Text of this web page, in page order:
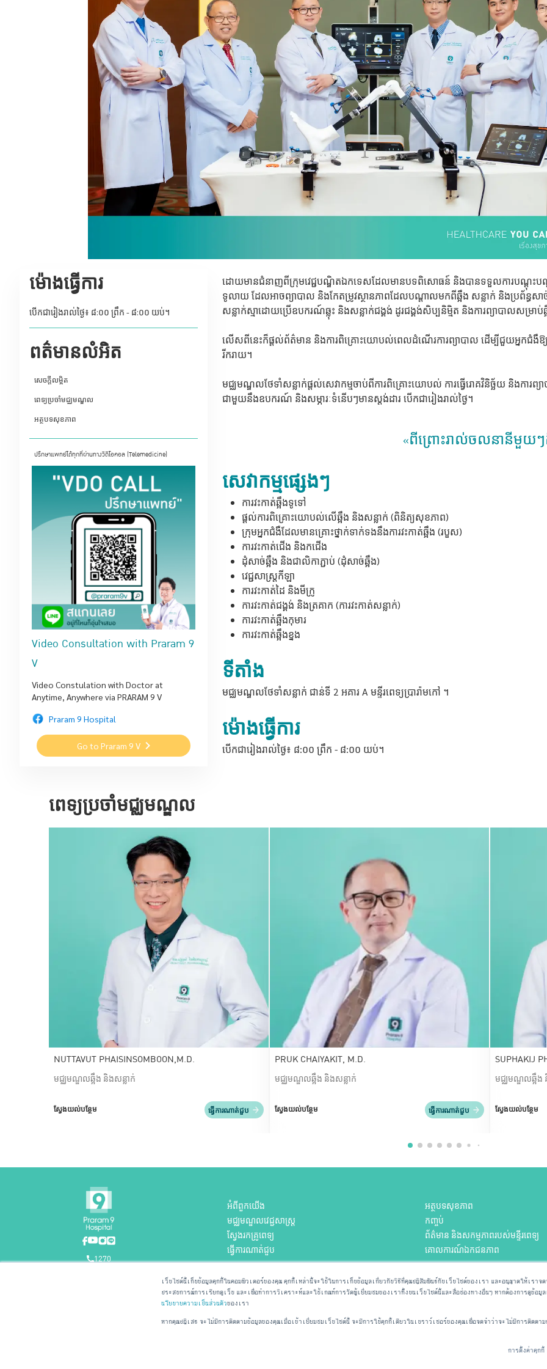
เว็บไซต์นี้เก็บข้อมูลคุกกี้ในคอมพิวเตอร์ของคุณ คุกกี้เหล่านี้จะใช้ในการเก็บข้อมูลเกี่ยวกับวิธีที่คุณปฏิสัมพันธ์กับเว็บไซต์ของเรา และอนุญาตให้เราจ
ประสบการณ์การเรียกดูเว็บ และเพื่อทำการวิเคราะห์และใช้เกณฑ์การวัดผู้เยี่ยมชมของเราทั้งบนเว็บไซต์นี้และสื่อช่องทางอื่นๆ หากต้องการดูข้อมู
นโยบายความเป็นส่วนตัวของเรา
หากคุณปฏิเสธ จะไม่มีการติดตามข้อมูลของคุณเมื่อเข้าเยี่ยมชมเว็บไซต์นี้ จะมีการใช้คุกกี้เดียวในเบราว์เซอร์ของคุณเพื่อจดจำว่าจะไม่มีการติดตา
การตั้งค่าคุกกี้
ម៉ោងធ្វើការ
បើកជារៀងរាល់ថ្ងៃ៖ ៨:០០ ព្រឹក - ៨:០០ យប់។
ពត៌មានលំអិត
សេចក្តីលម្អិត
ពេទ្យប្រចាំមជ្ឈមណ្ឌល
អត្ថបទសុខភាព
ปรึกษาแพทย์ได้ทุกที่ผ่านทางวิดีโอคอล (Telemedicine)
Video Consultation with Praram 9
V
Video Constulation with Doctor at
Anytime, Anywhere via PRARAM 9 V
Praram 9 Hospital
Go to Praram 9 V
ដោយមានជំនាញពីក្រុមវេជ្ជបណ្ឌិតឯកទេសដែលមានបទពិសោធន៍ និងបានទទួលការបណ្តុះបណ្
ទូលាយ ដែលអាចព្យាបាល និងកែតម្រូវស្ថានភាពដែលបណ្តាលមកពីឆ្អឹង សន្លាក់ និងប្រព័ន្ធសា
សន្លាក់ស្មាដោយប្រើឧបករណ៍ឆ្លុះ និងសន្លាក់ជង្គង់ ដូរជង្គង់សិប្បនិម្មិត និងការព្យាបាលសម្រ
លើសពីនេះក៏ផ្តល់ព័ត៌មាន និងការពិគ្រោះយោបល់ពេលដំណើរការព្យាបាល ដើម្បីជួយអ្នកជំ
រីករាយ។
មជ្ឈមណ្ឌលថែទាំសន្លាក់ផ្តល់សេវាកម្មចាប់ពីការពិគ្រោះយោបល់ ការធ្វើរោគវិនិច្ឆ័យ និងការ
ជាមួយនឹងឧបករណ៍ និងសម្ភារៈទំនើបៗមានស្តង់ដារ បើកជារៀងរាល់ថ្ងៃ។
«ពីព្រោះរាល់ចលនានីមួយៗ
សេវាកម្មផ្សេងៗ
ការវះកាត់ឆ្អឹងទូទៅ
ផ្តល់ការពិគ្រោះយោបល់លើឆ្អឹង និងសន្លាក់ (ពិនិត្យសុខភាព)
ក្រុមអ្នកជំងឺដែលមានគ្រោះថ្នាក់ទាក់ទងនឹងការវះកាត់ឆ្អឹង (របួស)
ការវះកាត់ជើង និងកជើង
ដុំសាច់ឆ្អឹង និងជាលិកាភ្ជាប់ (ដុំសាច់ឆ្អឹង)
វេជ្ជសាស្ត្រកីឡា
ការវះកាត់ដៃ និងមីក្រូ
ការវះកាត់ជង្គង់ និងត្រគាក (ការវះកាត់សន្លាក់)
ការវះកាត់ឆ្អឹងកុមារ
ការវះកាត់ឆ្អឹងខ្នង
ទីតាំង
មជ្ឈមណ្ឌលថែទាំសន្លាក់ ជាន់ទី 2 អគារ A មន្ទីរពេទ្យប្រារ៉ាមកៅ ។
ម៉ោងធ្វើការ
បើកជារៀងរាល់ថ្ងៃ៖ ៨:០០ ព្រឹក - ៨:០០ យប់។
ពេទ្យប្រចាំមជ្ឈមណ្ឌល
NUTTAVUT PHAISINSOMBOON,M.D.
មជ្ឈមណ្ឌលឆ្អឹង និងសន្លាក់
ស្វែងយល់បន្ថែម ធ្វើការណាត់ជួប
PRUK CHAIYAKIT, M.D.
មជ្ឈមណ្ឌលឆ្អឹង និងសន្លាក់
ស្វែងយល់បន្ថែម ធ្វើការណាត់ជួប
SUPHAKIJ
មជ្ឈមណ្ឌលឆ្អឹង
ស្វែងយល់បន្ថែម
1270
អំពីពួកយើង
មជ្ឈមណ្ឌលវេជ្ជសាស្ត្រ
ស្វែងរកគ្រូពេទ្យ
ធ្វើការណាត់ជួប
អត្ថបទសុខភាព
កញ្ចប់
ព័ត៌មាន និងសកម្មភាពរបស់មន្ទីរពេទ្យ
គោលការណ៍ឯកជនភាព
រាយការណ៍ទៅកាន់ JCI អំពីបញ្ហាដ
សុវត្ថិភាពអ្នកជំងឺ
ដ្ឋាន